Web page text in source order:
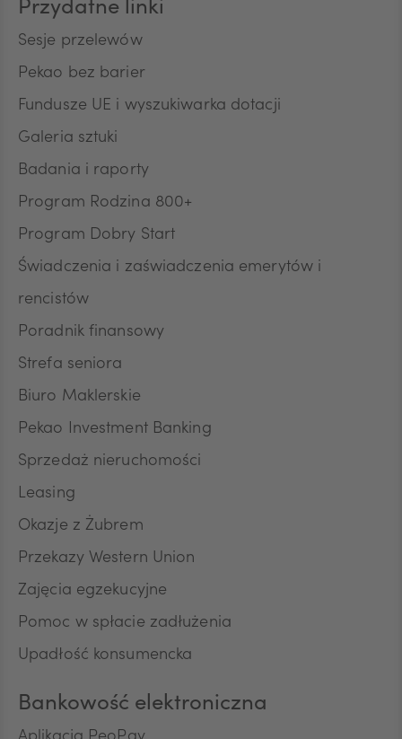
JPY
DKK
SEK
TRY
Przydatne linki
Sesje przelewów
Pekao bez barier
Fundusze UE i wyszukiwarka dotacji
Galeria sztuki
Badania i raporty
Program Rodzina 800+
Program Dobry Start
Świadczenia i zaświadczenia emerytów i
rencistów
Poradnik finansowy
Strefa seniora
Biuro Maklerskie
Pekao Investment Banking
Sprzedaż nieruchomości
Leasing
Okazje z Żubrem
Przekazy Western Union
Zajęcia egzekucyjne
Pomoc w spłacie zadłużenia
Upadłość konsumencka
Bankowość elektroniczna